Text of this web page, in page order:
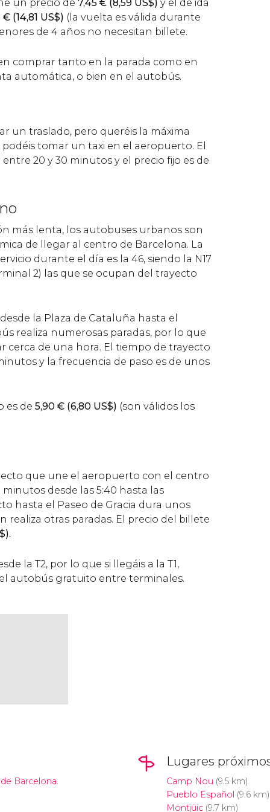
un precio de 7,45 € (8,59 US$) y el de ida
€ (14,81 US$) (la vuelta es válida durante
de 4 años no necesitan billete.
comprar tanto en la parada como en
automática, o bien en el autobús.
un traslado, pero queréis la máxima
tomar un taxi en el aeropuerto. El
20 y 30 minutos y el precio fijo es de
más lenta, los autobuses urbanos son
de llegar al centro de Barcelona. La
durante el día es la 46, siendo la N17
2) las que se ocupan del trayecto
la Plaza de Cataluña hasta el
realiza numerosas paradas, por lo que
cerca de una hora. El tiempo de trayecto
y la frecuencia de paso es de unos
es de 5,90 € (6,80 US$) (son válidos los
que une el aeropuerto con el centro
desde las 5:40 hasta las
hasta el Paseo de Gracia dura unos
realiza otras paradas. El precio del billete
).
la T2, por lo que si llegáis a la T1,
autobús gratuito entre terminales.
Barcelona.
Lugares
Camp Nou (9.5 km)
Pueblo Español (9.6 km)
Montjüic(9.7 km)